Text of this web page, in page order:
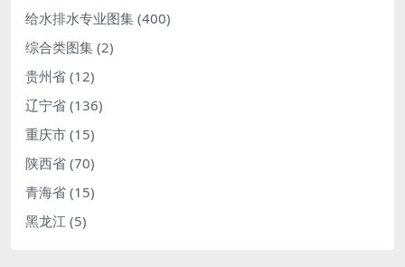
给水排水专业图集 (400)
综合类图集 (2)
贵州省 (12)
辽宁省 (136)
重庆市 (15)
陕西省 (70)
青海省 (15)
黑龙江 (5)